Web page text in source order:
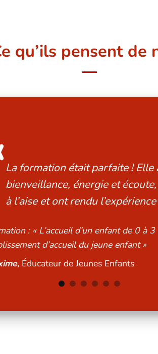
qu’ils pensent de
Une formation qui nous a
et des outils concrets pour
en situation de handicap. »
: « L’accueil d’un enfant de 0 à
d’accueil du jeune enfant »
Psychomotricienne